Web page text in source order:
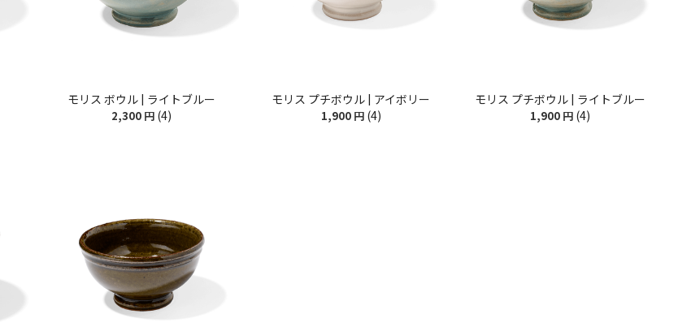
モリス ボウル | ライトブルー
2,300 円 (4)
モリス プチボウル | アイボリー
1,900 円 (4)
モリス プチボウル | ライトブルー
1,900 円 (4)